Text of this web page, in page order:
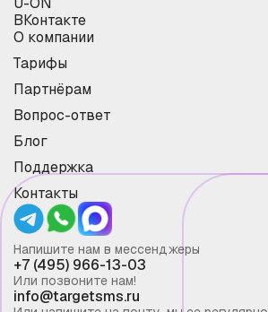
ВКонтакте
О компании
Тарифы
Партнёрам
Вопрос-ответ
Блог
Поддержка
Контакты
Напишите нам в мессенджеры
+7 (495) 966-13-03
Или позвоните нам!
info@targetsms.ru